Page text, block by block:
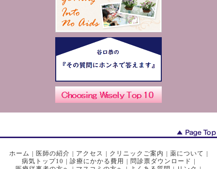
ホーム | 医師の紹介 | アクセス | クリニックご案内 | 薬について |
病気トップ10 | 診療にかかる費用 | 問診票ダウンロード |